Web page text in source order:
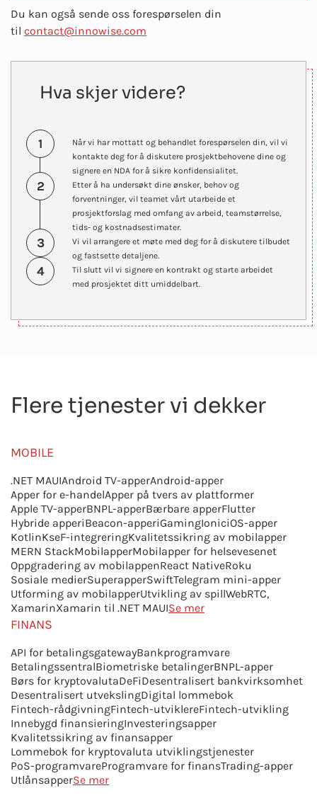
Du kan også sende oss forespørselen din
til contact@innowise.com
Hva skjer videre?
1
Når vi har mottatt og behandlet forespørselen din, vil vi
kontakte deg for å diskutere prosjektbehovene dine og
signere en NDA for å sikre konfidensialitet.
2
Etter å ha undersøkt dine ønsker, behov og
forventninger, vil teamet vårt utarbeide et
prosjektforslag med omfang av arbeid, teamstørrelse,
tids- og kostnadsestimater.
3
Vi vil arrangere et møte med deg for å diskutere tilbudet
og fastsette detaljene.
4
Til slutt vil vi signere en kontrakt og starte arbeidet
med prosjektet ditt umiddelbart.
Flere tjenester vi dekker
MOBILE
.NET MAUIAndroid TV-apperAndroid-apper
Apper for e-handelApper på tvers av plattformer
Apple TV-apperBNPL-apperBærbare apperFlutter
Hybride apperiBeacon-apperiGamingIoniciOS-apper
KotlinKseF-integreringKvalitetssikring av mobilapper
MERN StackMobilapperMobilapper for helsevesenet
Oppgradering av mobilappenReact NativeRoku
Sosiale medierSuperapperSwiftTelegram mini-apper
Utforming av mobilapperUtvikling av spillWebRTC,
XamarinXamarin til .NET MAUISe mer
FINANS
API for betalingsgatewayBankprogramvare
BetalingssentralBiometriske betalingerBNPL-apper
Børs for kryptovalutaDeFiDesentralisert bankvirksomhet
Desentralisert utvekslingDigital lommebok
Fintech-rådgivningFintech-utviklereFintech-utvikling
Innebygd finansieringInvesteringsapper
Kvalitetssikring av finansapper
Lommebok for kryptovaluta utviklingstjenester
PoS-programvareProgramvare for finansTrading-apper
UtlånsapperSe mer